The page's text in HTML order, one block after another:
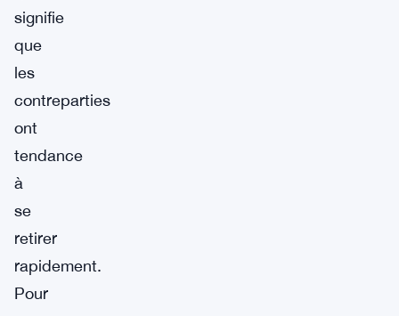
signifie
que
les
contreparties
ont
tendance
à
se
retirer
rapidement.
Pour